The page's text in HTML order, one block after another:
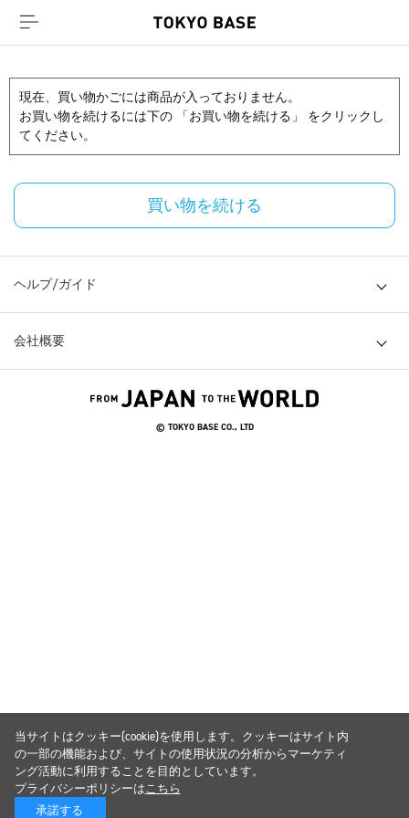
現在、買い物かごには商品が入っておりません。
お買い物を続けるには下の 「お買い物を続ける」 をクリックし
てください。
買い物を続ける
ヘルプ/ガイド
会社概要
© TOKYO BASE CO., LTD
当サイトはクッキー(cookie)を使用します。クッキーはサイト内
の一部の機能および、サイトの使用状況の分析からマーケティ
ング活動に利用することを目的としています。
プライバシーポリシーはこちら
承諾する